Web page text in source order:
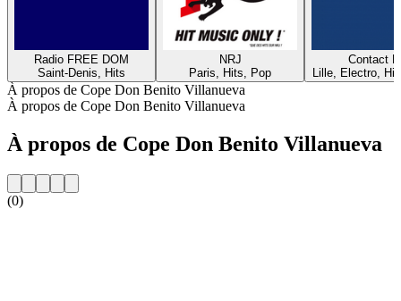
Radio FREE DOM
Saint-Denis, Hits
NRJ
Paris, Hits, Pop
Contact
Lille, Electro,
À propos de Cope Don Benito Villanueva
À propos de Cope Don Benito Villanueva
À propos de Cope Don Benito Villanueva
(0)